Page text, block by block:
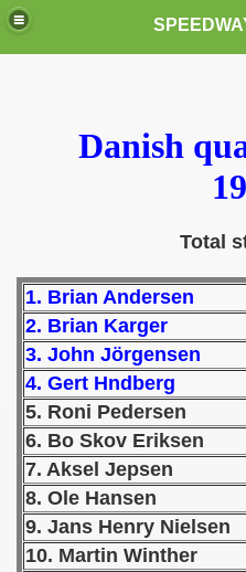
Danish
Total
1. Brian Andersen
2. Brian Karger
3. John Jörgensen
4. Gert Hndberg
5. Roni Pedersen
6. Bo Skov Eriksen
7. Aksel Jepsen
8. Ole Hansen
9. Jans Henry Nielsen
10. Martin Winther
(My speedway
Świata (World